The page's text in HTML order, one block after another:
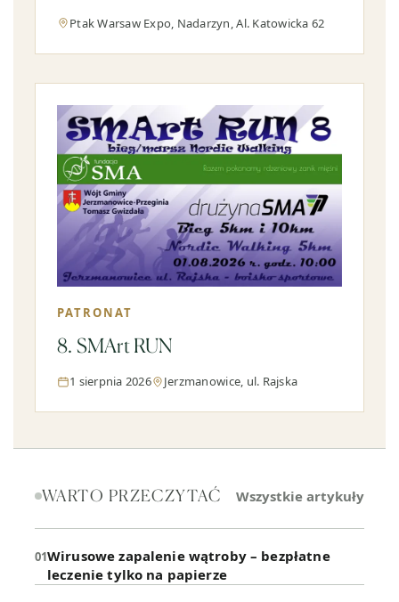
Ptak Warsaw Expo, Nadarzyn, Al. Katowicka 62
PATRONAT
8. SMArt RUN
1 sierpnia 2026 Jerzmanowice, ul. Rajska
WARTO PRZECZYTAĆ Wszystkie artykuły
Wirusowe zapalenie wątroby – bezpłatne
leczenie tylko na papierze